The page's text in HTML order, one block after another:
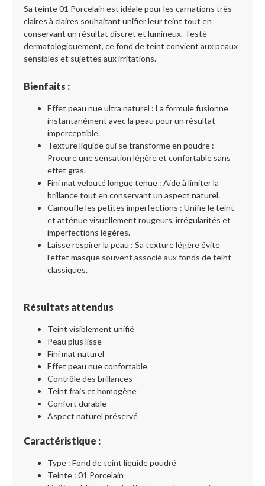
Sa teinte 01 Porcelain est idéale pour les carnations très
claires à claires souhaitant unifier leur teint tout en
conservant un résultat discret et lumineux. Testé
dermatologiquement, ce fond de teint convient aux peaux
sensibles et sujettes aux irritations.
Bienfaits :
Effet peau nue ultra naturel : La formule fusionne
instantanément avec la peau pour un résultat
imperceptible.
Texture liquide qui se transforme en poudre :
Procure une sensation légère et confortable sans
effet gras.
Fini mat velouté longue tenue : Aide à limiter la
brillance tout en conservant un aspect naturel.
Camoufle les petites imperfections : Unifie le teint
et atténue visuellement rougeurs, irrégularités et
imperfections légères.
Laisse respirer la peau : Sa texture légère évite
l'effet masque souvent associé aux fonds de teint
classiques.
Résultats attendus
Teint visiblement unifié
Peau plus lisse
Fini mat naturel
Effet peau nue confortable
Contrôle des brillances
Teint frais et homogène
Confort durable
Aspect naturel préservé
Caractéristique :
Type : Fond de teint liquide poudré
Teinte : 01 Porcelain